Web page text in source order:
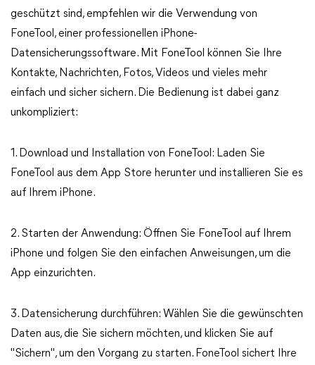
geschützt sind, empfehlen wir die Verwendung von
FoneTool, einer professionellen iPhone-
Datensicherungssoftware. Mit FoneTool können Sie Ihre
Kontakte, Nachrichten, Fotos, Videos und vieles mehr
einfach und sicher sichern. Die Bedienung ist dabei ganz
unkompliziert:
1. Download und Installation von FoneTool: Laden Sie
FoneTool aus dem App Store herunter und installieren Sie es
auf Ihrem iPhone.
2. Starten der Anwendung: Öffnen Sie FoneTool auf Ihrem
iPhone und folgen Sie den einfachen Anweisungen, um die
App einzurichten.
3. Datensicherung durchführen: Wählen Sie die gewünschten
Daten aus, die Sie sichern möchten, und klicken Sie auf
"Sichern", um den Vorgang zu starten. FoneTool sichert Ihre